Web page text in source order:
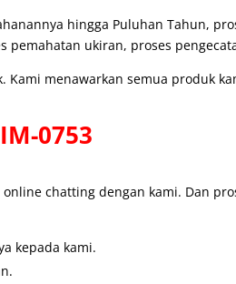
hingga Puluhan Tahun,
ukiran, proses
menawarkan semua produk
0753
chatting dengan kami. Dan
kepada kami.